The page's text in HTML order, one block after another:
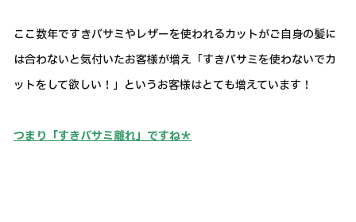
ここ数年ですきバサミやレザーを使われるカットがご自身の髪に
は合わないと気付いたお客様が増え「すきバサミを使わないでカ
ットをして欲しい！」というお客様はとても増えています！
つまり「すきバサミ離れ」ですね＊